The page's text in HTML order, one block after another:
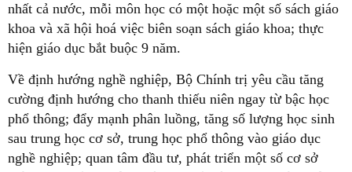
nhất cả nước, mỗi môn học có một hoặc một số sách giáo
khoa và xã hội hoá việc biên soạn sách giáo khoa; thực
hiện giáo dục bắt buộc 9 năm.
Về định hướng nghề nghiệp, Bộ Chính trị yêu cầu tăng
cường định hướng cho thanh thiếu niên ngay từ bậc học
phổ thông; đẩy mạnh phân luồng, tăng số lượng học sinh
sau trung học cơ sở, trung học phổ thông vào giáo dục
nghề nghiệp; quan tâm đầu tư, phát triển một số cơ sở